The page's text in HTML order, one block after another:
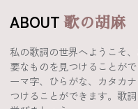
ABOUT歌の胡麻
私の歌詞の世界へようこそ
要なものを見つけることが
ーマ字、ひらがな、カタカ
つけることができます。歌